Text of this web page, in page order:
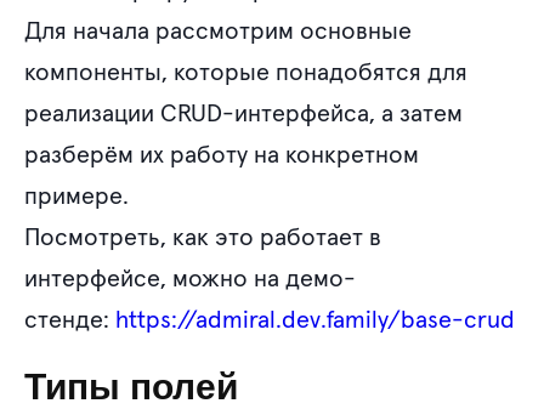
Для начала рассмотрим основные
компоненты, которые понадобятся для
реализации CRUD-интерфейса, а затем
разберём их работу на конкретном
примере.
Посмотреть, как это работает в
интерфейсе, можно на демо-
стенде: https://admiral.dev.family/base-crud
Типы полей